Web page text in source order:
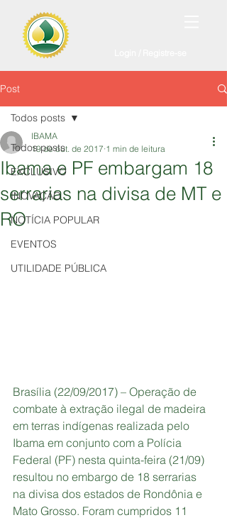
Post
Todos posts
EXCLUSIVO
INOVAÇÃO
NOTÍCIA POPULAR
EVENTOS
UTILIDADE PÚBLICA
Todos posts
Ibama e PF embargam 18
serrarias na divisa de MT e
RO
IBAMA
19 de out. de 2017 1 min de leitura
Brasília (22/09/2017) – Operação de
combate à extração ilegal de madeira
em terras indígenas realizada pelo
Ibama em conjunto com a Polícia
Federal (PF) nesta quinta-feira (21/09)
resultou no embargo de 18 serrarias
na divisa dos estados de Rondônia e
Mato Grosso. Foram cumpridos 11